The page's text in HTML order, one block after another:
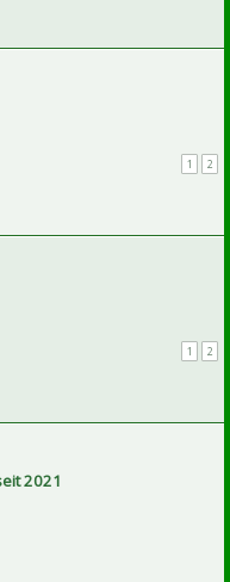
1 2
1 2
2021